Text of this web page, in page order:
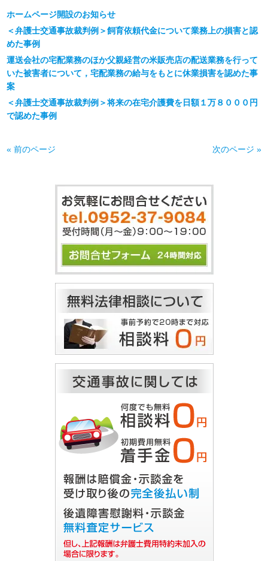
ホームページ開設のお知らせ
＜弁護士交通事故裁判例＞飼育依頼代金について業務上の損害と認
めた事例
運送会社の宅配業務のほか父親経営の米販売店の配送業務を行って
いた被害者について，宅配業務の給与をもとに休業損害を認めた事
案
＜弁護士交通事故裁判例＞将来の在宅介護費を日額１万８０００円
で認めた事例
« 前のページ 次のページ »